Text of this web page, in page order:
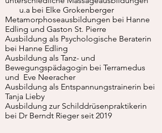
u.a bei Elke Grokenberger
Metamorphoseausbildungen bei Hanne
Edling und Gaston St. Pierre
Ausbildung als Psychologische Beraterin
bei Hanne Edling
Ausbildung als Tanz- und
Bewegungspädagogin bei Terramedus
und Eve Neeracher
Ausbildung als Entspannungstrainerin bei
Tanja Lieby
Ausbildung zur Schilddrüsenpraktikerin
bei Dr Berndt Rieger seit 2019